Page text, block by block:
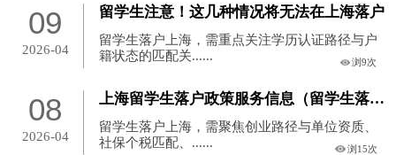
09
2026-04
留学生注意！这几种情况将无法在上海落户
留学生落户上海，需重点关注学历认证路径与户
籍状态的匹配关......
浏9次
08
2026-04
上海留学生落户政策服务信息（留学生落户政策服务指南）
留学生落户上海，需聚焦创业路径与单位资质、
社保个税匹配、......
浏15次